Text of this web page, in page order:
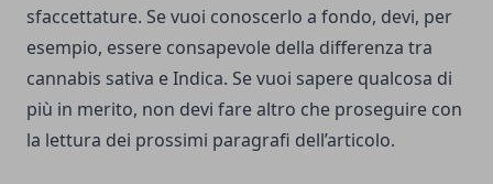
sfaccettature. Se vuoi conoscerlo a fondo, devi, per
esempio, essere consapevole della differenza tra
cannabis sativa e Indica. Se vuoi sapere qualcosa di
più in merito, non devi fare altro che proseguire con
la lettura dei prossimi paragrafi dell’articolo.